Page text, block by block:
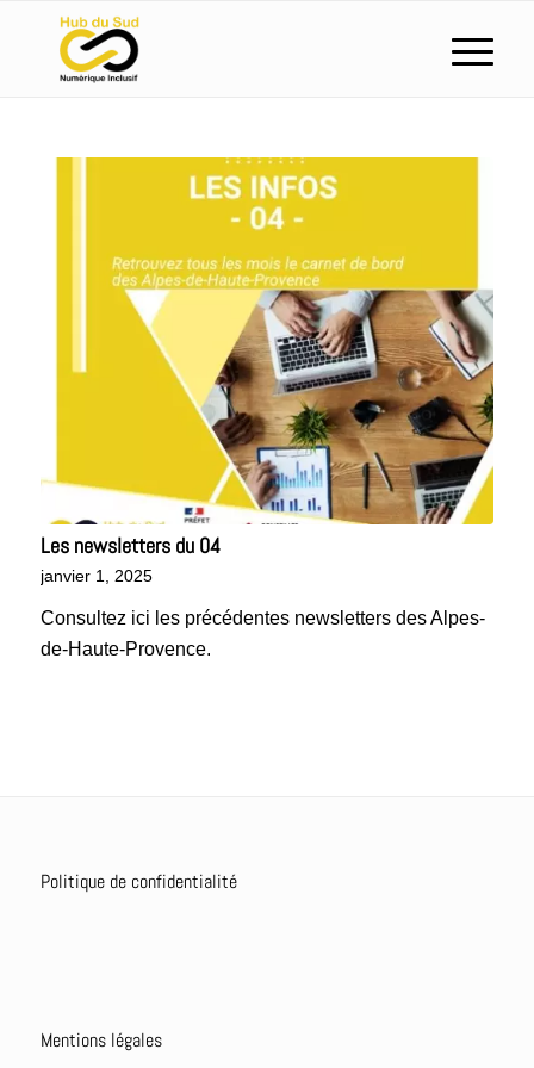
Les newsletters du 04
janvier 1, 2025
Consultez ici les précédentes newsletters des Alpes-
de-Haute-Provence.
Politique de confidentialité
Mentions légales